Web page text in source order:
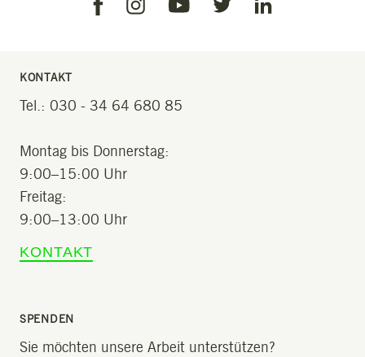
FacebookInstagramYoutubeTwitterLinkedin
KONTAKT
Tel.: 030 - 34 64 680 85
Montag bis Donnerstag:
9:00–15:00 Uhr
Freitag:
9:00–13:00 Uhr
KONTAKT
SPENDEN
Sie möchten unsere Arbeit unterstützen?